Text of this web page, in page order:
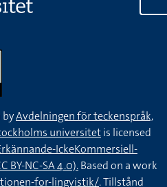
byAvdelningen för teckenspråk,
universitetis licensed
IckeKommersiell-
BY-NC-SA 4.0).Based on a work
for-lingvistik/. Tillstånd